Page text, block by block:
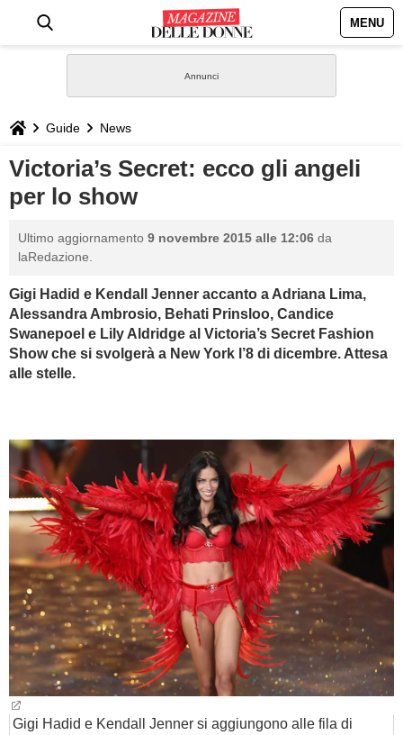
MENU
STILE
BIOGRAFIE
DEFINIZIONI
GASTRONOMIA
CAPELLI
BAMBINO
DIETA
GUIDE
FORUM
Guide News
Victoria’s Secret: ecco gli angeli
per lo show
Ultimo aggiornamento 9 novembre 2015 alle 12:06 da
laRedazione.
Gigi Hadid e Kendall Jenner accanto a Adriana Lima,
Alessandra Ambrosio, Behati Prinsloo, Candice
Swanepoel e Lily Aldridge al Victoria’s Secret Fashion
Show che si svolgerà a New York l’8 di dicembre. Attesa
alle stelle.
Gigi Hadid e Kendall Jenner si aggiungono alle fila di